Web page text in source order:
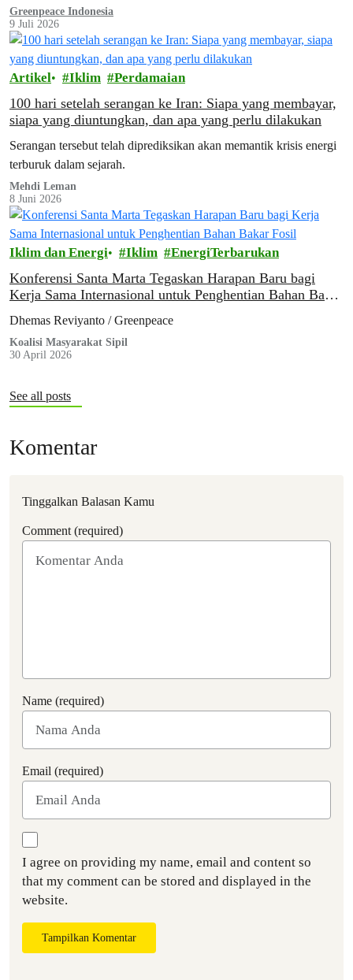
yang dimulai tahun ini menghadapi tembok besar.
Greenpeace Indonesia
9 Juli 2026
Artikel Iklim Perdamaian
100 hari setelah serangan ke Iran: Siapa yang membayar,
siapa yang diuntungkan, dan apa yang perlu dilakukan
Serangan tersebut telah diprediksikan akan memantik krisis energi
terburuk dalam sejarah.
Mehdi Leman
8 Juni 2026
Iklim dan Energi Iklim EnergiTerbarukan
Konferensi Santa Marta Tegaskan Harapan Baru bagi
Kerja Sama Internasional untuk Penghentian Bahan Bakar
Dhemas Reviyanto / Greenpeace
Koalisi Masyarakat Sipil
30 April 2026
See all posts
Komentar
Tinggalkan Balasan Kamu
Comment (required)
Name (required)
Email (required)
I agree on providing my name, email and content so
that my comment can be stored and displayed in the
website.
Tampilkan Komentar